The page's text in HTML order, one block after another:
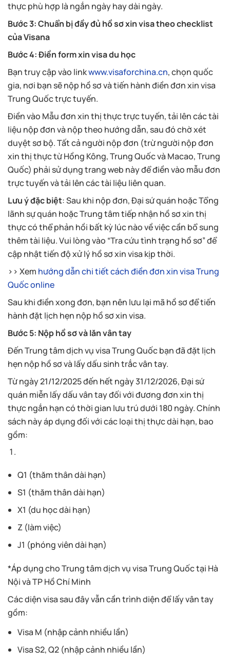
thực phù hợp là ngắn ngày hay dài ngày.
Bước 3: Chuẩn bị đầy đủ hồ sơ xin visa theo checklist
của Visana
Bước 4: Điền form xin visa du học
Bạn truy cập vào linkwww.visaforchina.cn, chọn quốc
gia, nơi bạn sẽ nộp hồ sơ và tiến hành điền đơn xin visa
Trung Quốc trực tuyến.
Điền vào Mẫu đơn xin thị thực trực tuyến, tải lên các tài
liệu nộp đơn và nộp theo hướng dẫn, sau đó chờ xét
duyệt sơ bộ. Tất cả người nộp đơn (trừ người nộp đơn
xin thị thực từ Hồng Kông, Trung Quốc và Macao, Trung
Quốc) phải sử dụng trang web này để điền vào mẫu đơn
trực tuyến và tải lên các tài liệu liên quan.
Lưu ý đặc biệt: Sau khi nộp đơn, Đại sứ quán hoặc Tổng
lãnh sự quán hoặc Trung tâm tiếp nhận hồ sơ xin thị
thực có thể phản hồi bất kỳ lúc nào về việc cần bổ sung
thêm tài liệu. Vui lòng vào “Tra cứu tình trạng hồ sơ” để
cập nhật tiến độ xử lý hồ sơ xin visa kịp thời.
>> Xem hướng dẫn chi tiết cách điền đơn xin visa Trung
Quốc online
Sau khi điền xong đơn, bạn nên lưu lại mã hồ sơ để tiến
hành đặt lịch hẹn nộp hồ sơ xin visa.
Bước 5: Nộp hồ sơ và lăn vân tay
Đến Trung tâm dịch vụ visa Trung Quốc bạn đã đặt lịch
hẹn nộp hồ sơ và lấy dấu sinh trắc vân tay.
Từ ngày 21/12/2025 đến hết ngày 31/12/2026, Đại sứ
quán miễn lấy dấu vân tay đối với đương đơn xin thị
thực ngắn hạn có thời gian lưu trú dưới 180 ngày. Chính
sách này áp dụng đối với các loại thị thực dài hạn, bao
gồm:
Q1 (thăm thân dài hạn)
S1 (thăm thân dài hạn)
X1 (du học dài hạn)
Z (làm việc)
J1 (phóng viên dài hạn)
*Áp dụng cho Trung tâm dịch vụ visa Trung Quốc tại Hà
Nội và TP Hồ Chí Minh
Các diện visa sau đây vẫn cần trình diện để lấy vân tay
gồm:
Visa M (nhập cảnh nhiều lần)
Visa S2, Q2 (nhập cảnh nhiều lần)